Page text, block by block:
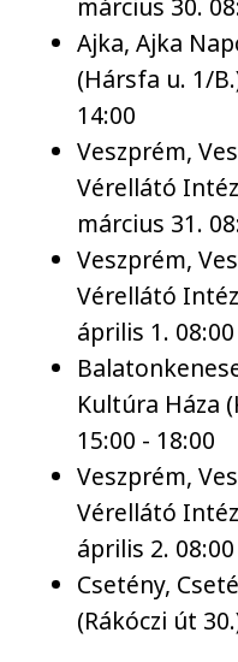
Ajka, Ajka
(Hársfa u. 1/
14:00
Veszprém,
Vérellátó
március 31.
Veszprém,
Vérellátó
április 1.
Kultúra Háza
15:00 - 18:00
Veszprém,
Vérellátó
április 2.
Csetény,
(Rákóczi út